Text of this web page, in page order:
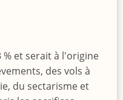
% et serait à l'origine
des vols à
du sectarisme et